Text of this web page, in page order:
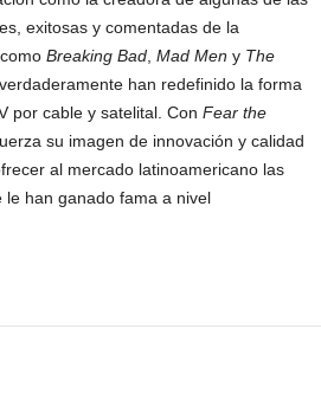
exitosas y comentadas de la
Breaking Bad, Mad Men y The
han redefinido la forma
por cable y satelital. Con Fear the
su imagen de innovación y calidad
al mercado latinoamericano las
han ganado fama a nivel